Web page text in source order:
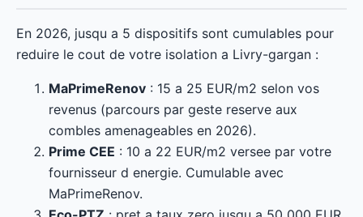
En 2026, jusqu a 5 dispositifs sont cumulables pour
reduire le cout de votre isolation a Livry-gargan :
MaPrimeRenov : 15 a 25 EUR/m2 selon vos
revenus (parcours par geste reserve aux
combles amenageables en 2026).
Prime CEE : 10 a 22 EUR/m2 versee par votre
fournisseur d energie. Cumulable avec
MaPrimeRenov.